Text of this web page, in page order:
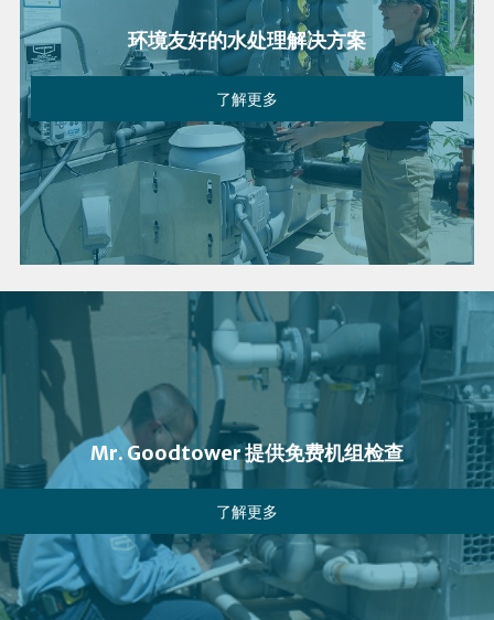
环境友好的水处理解决方案
了解更多
Mr. Goodtower 提供免费机组检查
了解更多